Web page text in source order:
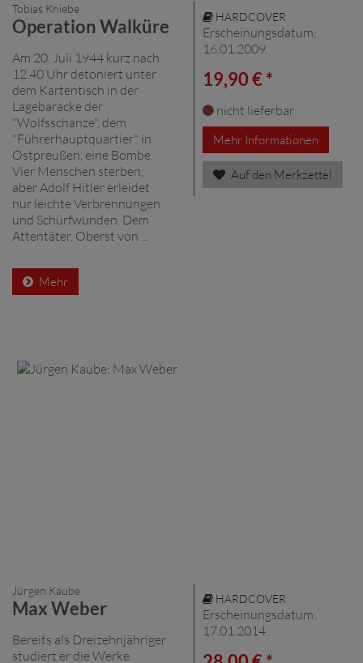
Tobias Kniebe
Operation Walküre
Am 20. Juli 1944 kurz nach
12.40 Uhr detoniert unter
dem Kartentisch in der
Lagebaracke der
"Wolfsschanze", dem
"Führerhauptquartier" in
Ostpreußen, eine Bombe.
Vier Menschen sterben,
aber Adolf Hitler erleidet
nur leichte Verbrennungen
und Schürfwunden. Dem
Attentäter, Oberst von ...
Mehr
HARDCOVER
Erscheinungsdatum:
16.01.2009
19,90 € *
nicht lieferbar
Mehr Informationen
Auf den Merkzettel
Jürgen Kaube
Max Weber
Bereits als Dreizehnjähriger
studiert er die Werke
HARDCOVER
Erscheinungsdatum:
17.01.2014